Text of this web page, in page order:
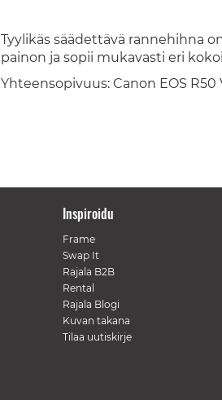
Tyylikäs säädettävä rannehihna
painon ja sopii mukavasti eri
Yhteensopivuus: Canon EOS R50
Inspiroidu
Frame
Swap It
Rajala B2B
Rental
Rajala Blogi
Kuvan takana
Tilaa uutiskirje